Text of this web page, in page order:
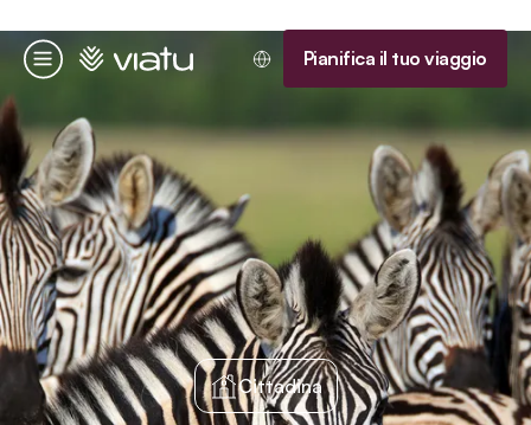
Menu
Homepage Pianifica il tuo viaggio
Cittadina